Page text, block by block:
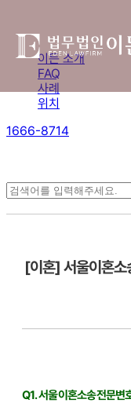
이든 소개
FAQ
사례
위치
1666-8714
[이혼] 서울이혼소
Q1. 서울이혼소송전문변